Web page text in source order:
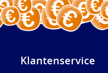
Klantenservice